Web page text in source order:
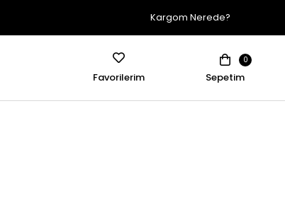
Kargom Nerede?
Sepetim
0
Favorilerim